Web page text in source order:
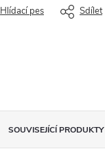
Hlídací pes Sdílet
SOUVISEJÍCÍ PRODUKTY